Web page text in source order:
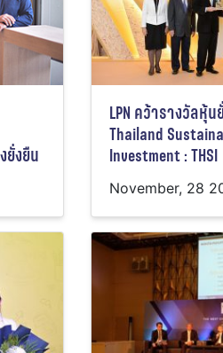
ยั่งยืน
LPN คว้ารางวัลหุ้
Thailand
Investment : THSI
November, 28